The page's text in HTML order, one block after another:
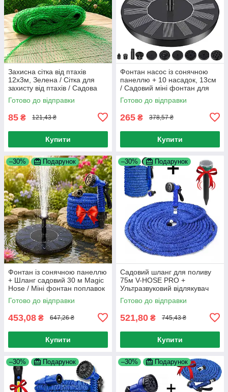
Захисна сітка від птахів
12х3м, Зелена / Сітка для
захисту від птахів / Садова
сітка від птахів
Готово до відправки
85 ₴ 121,43 ₴
Купити
Фонтан насос із сонячною
панеллю + 10 насадок, 13см
/ Садовий міні фонтан для
дачі / Плаваючий фонтан
Готово до відправки
265 ₴ 378,57 ₴
Купити
–30% Подарунок
Фонтан із сонячною панеллю
+ Шланг садовий 30 м Magic
Hose / Міні фонтан поплавок
Готово до відправки
453,08 ₴ 647,26 ₴
Купити
–30% Подарунок
Садовий шланг для поливу
75м V-HOSE PRO +
Ультразвуковий відлякувач
Garden Pro
Готово до відправки
521,80 ₴ 745,43 ₴
Купити
–30% Подарунок –30% Подарунок